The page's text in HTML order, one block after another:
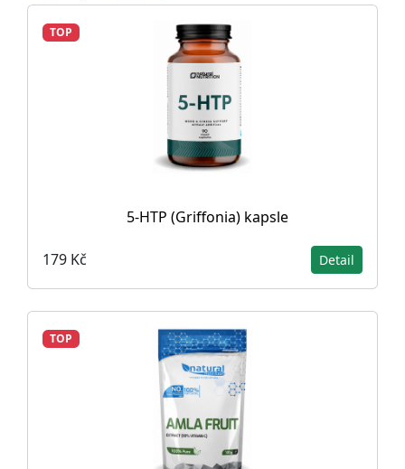
TOP
5-HTP (Griffonia) kapsle
179 Kč Detail
TOP